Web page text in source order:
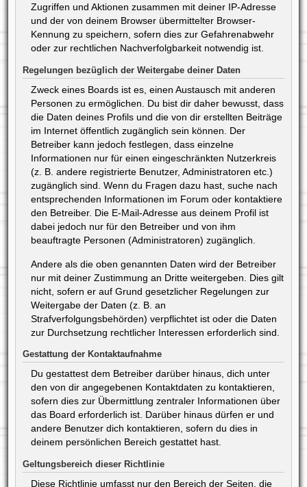
Zugriffen und Aktionen zusammen mit deiner IP-Adresse
und der von deinem Browser übermittelter Browser-
Kennung zu speichern, sofern dies zur Gefahrenabwehr
oder zur rechtlichen Nachverfolgbarkeit notwendig ist.
Regelungen bezüglich der Weitergabe deiner Daten
Zweck eines Boards ist es, einen Austausch mit anderen
Personen zu ermöglichen. Du bist dir daher bewusst, dass
die Daten deines Profils und die von dir erstellten Beiträge
im Internet öffentlich zugänglich sein können. Der
Betreiber kann jedoch festlegen, dass einzelne
Informationen nur für einen eingeschränkten Nutzerkreis
(z. B. andere registrierte Benutzer, Administratoren etc.)
zugänglich sind. Wenn du Fragen dazu hast, suche nach
entsprechenden Informationen im Forum oder kontaktiere
den Betreiber. Die E-Mail-Adresse aus deinem Profil ist
dabei jedoch nur für den Betreiber und von ihm
beauftragte Personen (Administratoren) zugänglich.
Andere als die oben genannten Daten wird der Betreiber
nur mit deiner Zustimmung an Dritte weitergeben. Dies gilt
nicht, sofern er auf Grund gesetzlicher Regelungen zur
Weitergabe der Daten (z. B. an
Strafverfolgungsbehörden) verpflichtet ist oder die Daten
zur Durchsetzung rechtlicher Interessen erforderlich sind.
Gestattung der Kontaktaufnahme
Du gestattest dem Betreiber darüber hinaus, dich unter
den von dir angegebenen Kontaktdaten zu kontaktieren,
sofern dies zur Übermittlung zentraler Informationen über
das Board erforderlich ist. Darüber hinaus dürfen er und
andere Benutzer dich kontaktieren, sofern du dies in
deinem persönlichen Bereich gestattet hast.
Geltungsbereich dieser Richtlinie
Diese Richtlinie umfasst nur den Bereich der Seiten, die